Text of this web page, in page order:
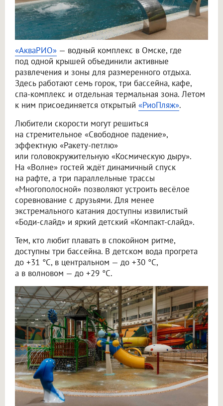
«АкваРИО» — водный комплекс в Омске, где
под одной крышей объединили активные
развлечения и зоны для размеренного отдыха.
Здесь работают семь горок, три бассейна, кафе,
спа-комплекс и отдельная термальная зона. Летом
к ним присоединяется открытый «РиоПляж».
Любители скорости могут решиться
на стремительное «Свободное падение»,
эффектную «Ракету-петлю»
или головокружительную «Космическую дыру».
На «Волне» гостей ждёт динамичный спуск
на рафте, а три параллельные трассы
«Многополосной» позволяют устроить весёлое
соревнование с друзьями. Для менее
экстремального катания доступны извилистый
«Боди-слайд» и яркий детский «Компакт-слайд».
Тем, кто любит плавать в спокойном ритме,
доступны три бассейна. В детском вода прогрета
до +31 °C, в центральном — до +30 °C,
а в волновом — до +29 °C.